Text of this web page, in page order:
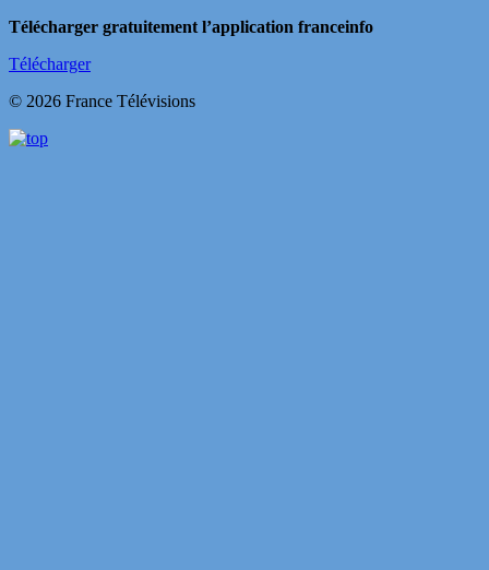
Télécharger gratuitement l’application franceinfo
Télécharger
© 2026 France Télévisions